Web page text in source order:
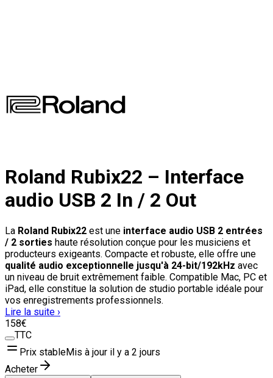
Roland Rubix22 – Interface
audio USB 2 In / 2 Out
La Roland Rubix22 est une interface audio USB 2 entrées
/ 2 sorties haute résolution conçue pour les musiciens et
producteurs exigeants. Compacte et robuste, elle offre une
qualité audio exceptionnelle jusqu'à 24-bit/192kHz avec
un niveau de bruit extrêmement faible. Compatible Mac, PC et
iPad, elle constitue la solution de studio portable idéale pour
vos enregistrements professionnels.
Lire la suite ›
158€
TTC
Prix stableMis à jour il y a 2 jours
Acheter